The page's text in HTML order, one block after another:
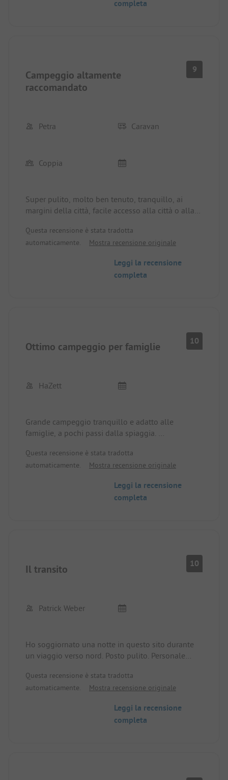
completa
Campeggio altamente
raccomandato
9
Petra Caravan
Coppia
Super pulito, molto ben tenuto, tranquillo, ai
margini della città, facile accesso alla città o alla
coperta, cani benvenuti
Questa recensione è stata tradotta
automaticamente.
Mostra recensione originale
Leggi la recensione
completa
Ottimo campeggio per famiglie 10
HaZett
Grande campeggio tranquillo e adatto alle
famiglie, a pochi passi dalla spiaggia.
Questa recensione è stata tradotta
automaticamente.
Mostra recensione originale
Leggi la recensione
completa
Il transito 10
Patrick Weber
Ho soggiornato una notte in questo sito durante
un viaggio verso nord. Posto pulito. Personale
sito è molto grande ma strutturato in modo
ordinato. Piazzole separate da siepi. Adatto ai
Negozi a circa 400 m di distanza.
Questa recensione è stata tradotta
automaticamente.
Mostra recensione originale
Leggi la recensione
completa